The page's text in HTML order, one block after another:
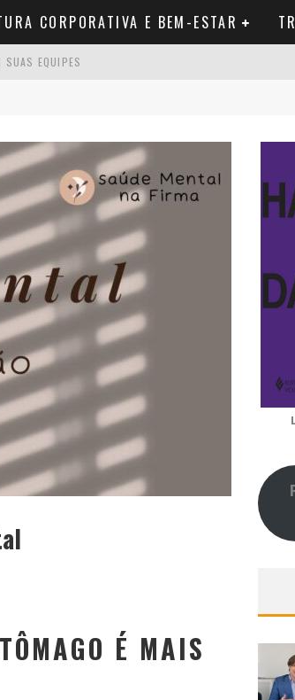
CORPORATIVA E BEM-ESTAR
SUAS EQUIPES
DE COMEÇAR
E POR QUE O TERMO É PROBLEMÁTICO
É MAIS